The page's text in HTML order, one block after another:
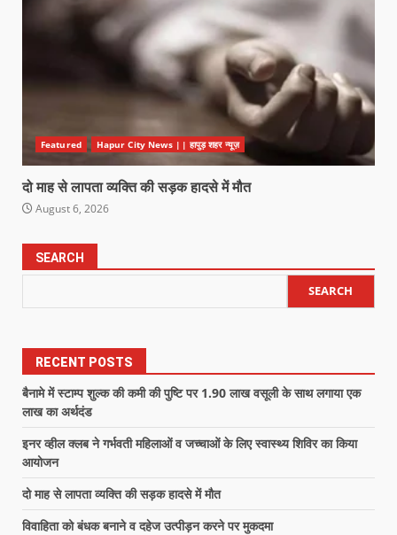
Featured Hapur City News || हापुड़ शहर न्यूज़
दो माह से लापता व्यक्ति की सड़क हादसे में मौत
August 6, 2026
SEARCH
SEARCH
RECENT POSTS
बैनामे में स्टाम्प शुल्क की कमी की पुष्टि पर 1.90 लाख वसूली के साथ लगाया एक
लाख का अर्थदंड
इनर व्हील क्लब ने गर्भवती महिलाओं व जच्चाओं के लिए स्वास्थ्य शिविर का किया
आयोजन
दो माह से लापता व्यक्ति की सड़क हादसे में मौत
विवाहिता को बंधक बनाने व दहेज उत्पीड़न करने पर मुकदमा